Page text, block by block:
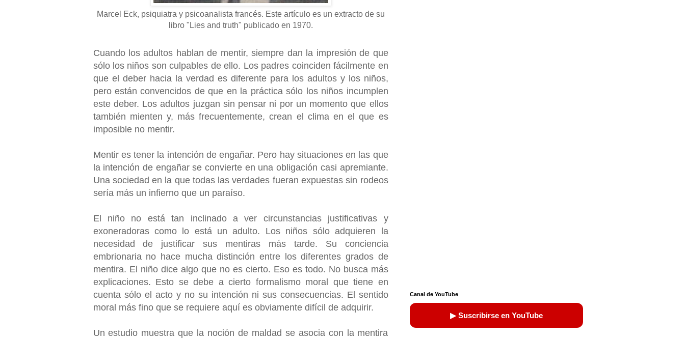
Marcel Eck, psiquiatra y psicoanalista francés. Este artículo es un extracto de su
libro "Lies and truth" publicado en 1970.
Cuando los adultos hablan de mentir, siempre dan la impresión de que
sólo los niños son culpables de ello. Los padres coinciden fácilmente en
que el deber hacia la verdad es diferente para los adultos y los niños,
pero están convencidos de que en la práctica sólo los niños incumplen
este deber. Los adultos juzgan sin pensar ni por un momento que ellos
también mienten y, más frecuentemente, crean el clima en el que es
imposible no mentir.
Mentir es tener la intención de engañar. Pero hay situaciones en las que
la intención de engañar se convierte en una obligación casi apremiante.
Una sociedad en la que todas las verdades fueran expuestas sin rodeos
sería más un infierno que un paraíso.
El niño no está tan inclinado a ver circunstancias justificativas y
exoneradoras como lo está un adulto. Los niños sólo adquieren la
necesidad de justificar sus mentiras más tarde. Su conciencia
embrionaria no hace mucha distinción entre los diferentes grados de
mentira. El niño dice algo que no es cierto. Eso es todo. No busca más
explicaciones. Esto se debe a cierto formalismo moral que tiene en
cuenta sólo el acto y no su intención ni sus consecuencias. El sentido
moral más fino que se requiere aquí es obviamente difícil de adquirir.
Un estudio muestra que la noción de maldad se asocia con la mentira
Canal de YouTube
▶ Suscribirse en YouTube